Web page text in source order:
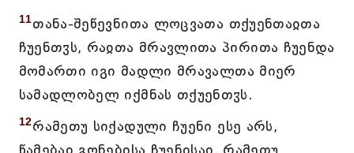
11თანა-შეწევნითა ლოცვათა თქუენთაჲთა
ჩუენთჳს, რაჲთა მრავლითა პირითა ჩუენდა
მომართი იგი მადლი მრავალთა მიერ
სამადლობელ იქმნას თქუენთჳს.
12რამეთუ სიქადული ჩუენი ესე არს,